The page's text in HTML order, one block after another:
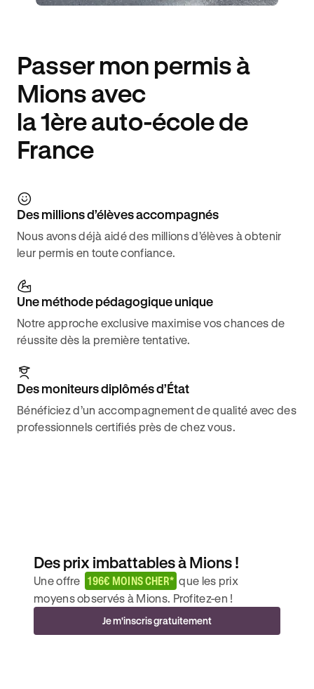
Passer mon permis à
Mions avec
la 1ère auto-école de
France
Des millions d’élèves accompagnés
Nous avons déjà aidé des millions d’élèves à obtenir
leur permis en toute confiance.
Une méthode pédagogique unique
Notre approche exclusive maximise vos chances de
réussite dès la première tentative.
Des moniteurs diplômés d’État
Bénéficiez d’un accompagnement de qualité avec des
professionnels certifiés près de chez vous.
Des prix imbattables à Mions !
Une offre 196€ MOINS CHER* que les prix
moyens observés à Mions. Profitez-en !
Je m'inscris gratuitement